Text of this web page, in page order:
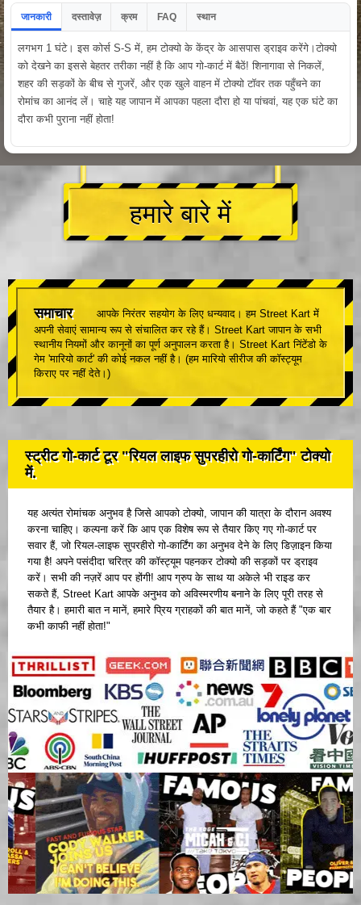
जानकारी दस्तावेज़ क्रम FAQ स्थान
लगभग 1 घंटे। इस कोर्स S-S में, हम टोक्यो के केंद्र के आसपास ड्राइव करेंगे।टोक्यो
को देखने का इससे बेहतर तरीका नहीं है कि आप गो-कार्ट में बैठें! शिनागावा से निकलें,
शहर की सड़कों के बीच से गुजरें, और एक खुले वाहन में टोक्यो टॉवर तक पहुँचने का
रोमांच का आनंद लें। चाहे यह जापान में आपका पहला दौरा हो या पांचवां, यह एक घंटे का
दौरा कभी पुराना नहीं होता!
हमारे बारे में
समाचार
आपके निरंतर सहयोग के लिए धन्यवाद। हम Street Kart में
अपनी सेवाएं सामान्य रूप से संचालित कर रहे हैं। Street Kart जापान के सभी
स्थानीय नियमों और कानूनों का पूर्ण अनुपालन करता है। Street Kart निंटेंडो के
गेम 'मारियो कार्ट' की कोई नकल नहीं है। (हम मारियो सीरीज की कॉस्ट्यूम
किराए पर नहीं देते।)
स्ट्रीट गो-कार्ट टूर "रियल लाइफ सुपरहीरो गो-कार्टिंग" टोक्यो
में.
यह अत्यंत रोमांचक अनुभव है जिसे आपको टोक्यो, जापान की यात्रा के दौरान अवश्य
करना चाहिए। कल्पना करें कि आप एक विशेष रूप से तैयार किए गए गो-कार्ट पर
सवार हैं, जो रियल-लाइफ सुपरहीरो गो-कार्टिंग का अनुभव देने के लिए डिज़ाइन किया
गया है! अपने पसंदीदा चरित्र की कॉस्ट्यूम पहनकर टोक्यो की सड़कों पर ड्राइव
करें। सभी की नज़रें आप पर होंगी! आप ग्रुप के साथ या अकेले भी राइड कर
सकते हैं, Street Kart आपके अनुभव को अविस्मरणीय बनाने के लिए पूरी तरह से
तैयार है। हमारी बात न मानें, हमारे प्रिय ग्राहकों की बात मानें, जो कहते हैं "एक बार
कभी काफी नहीं होता!"